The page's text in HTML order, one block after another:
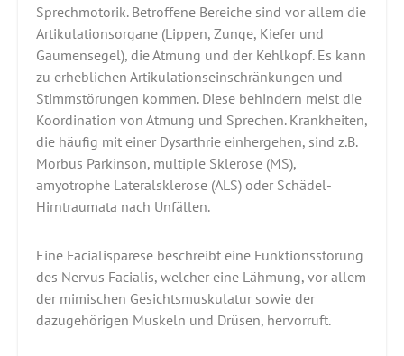
Sprechmotorik. Betroffene Bereiche sind vor allem die
Artikulationsorgane (Lippen, Zunge, Kiefer und
Gaumensegel), die Atmung und der Kehlkopf. Es kann
zu erheblichen Artikulationseinschränkungen und
Stimmstörungen kommen. Diese behindern meist die
Koordination von Atmung und Sprechen. Krankheiten,
die häufig mit einer Dysarthrie einhergehen, sind z.B.
Morbus Parkinson, multiple Sklerose (MS),
amyotrophe Lateralsklerose (ALS) oder Schädel-
Hirntraumata nach Unfällen.
Eine Facialisparese beschreibt eine Funktionsstörung
des Nervus Facialis, welcher eine Lähmung, vor allem
der mimischen Gesichtsmuskulatur sowie der
dazugehörigen Muskeln und Drüsen, hervorruft.